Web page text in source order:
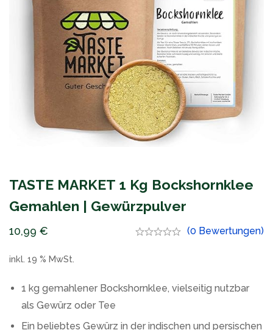
TASTE MARKET 1 Kg Bockshornklee
Gemahlen | Gewürzpulver
10,99 € (0 Bewertungen)
inkl. 19 % MwSt.
1 kg gemahlener Bockshornklee, vielseitig nutzbar
als Gewürz oder Tee
Ein beliebtes Gewürz in der indischen und persischen